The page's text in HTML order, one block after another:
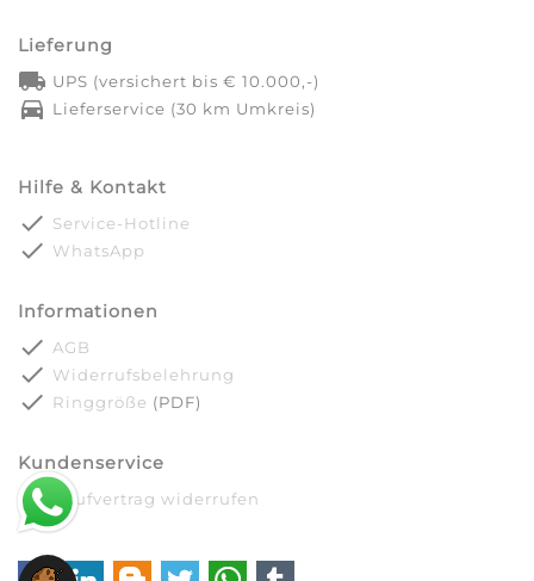
Lieferung
local_shipping UPS (versichert bis € 10.000,-)
directions_car Lieferservice (30 km Umkreis)
Hilfe & Kontakt
done Service-Hotline
done WhatsApp
Informationen
done AGB
done Widerrufsbelehrung
done Ringgröße (PDF)
Kundenservice
done Kaufvertrag widerrufen